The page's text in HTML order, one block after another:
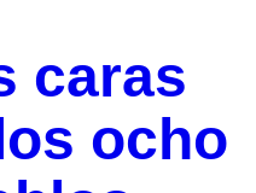
caras
ocho